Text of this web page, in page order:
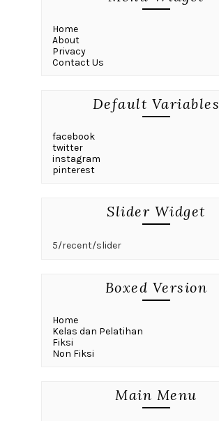
Home
About
Privacy
Contact Us
Default Variables
facebook
twitter
instagram
pinterest
Slider Widget
5/recent/slider
Boxed Version
Home
Kelas dan Pelatihan
Fiksi
Non Fiksi
Main Menu